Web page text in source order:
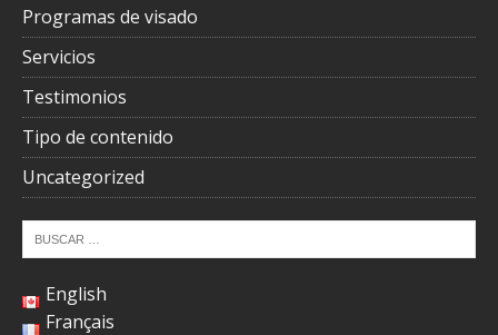
Programas de visado
Servicios
Testimonios
Tipo de contenido
Uncategorized
English
Français